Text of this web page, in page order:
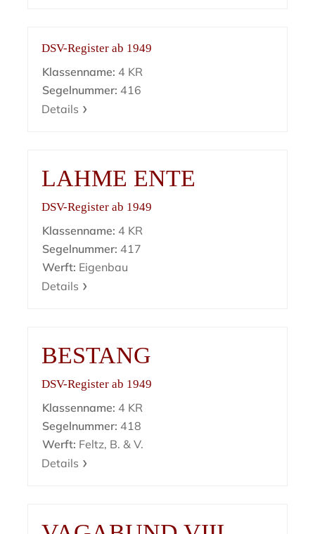
DSV-Register ab 1949
Klassenname: 4 KR
Segelnummer: 416
Details
LAHME ENTE
DSV-Register ab 1949
Klassenname: 4 KR
Segelnummer: 417
Werft: Eigenbau
Details
BESTANG
DSV-Register ab 1949
Klassenname: 4 KR
Segelnummer: 418
Werft: Feltz, B. & V.
Details